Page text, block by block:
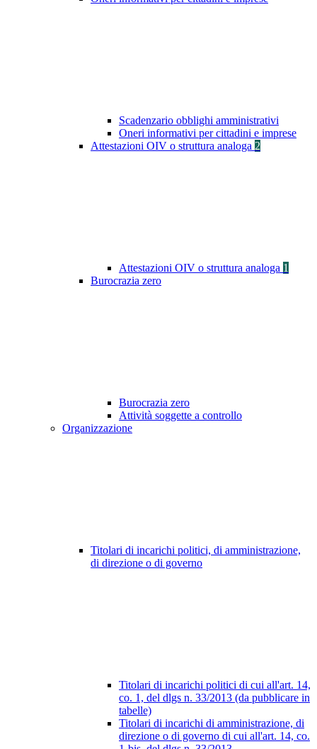
Scadenzario obblighi amministrativi
Oneri informativi per cittadini e imprese
Attestazioni OIV o struttura analoga 2
Attestazioni OIV o struttura analoga 1
Burocrazia zero
Burocrazia zero
Attività soggette a controllo
Organizzazione
Titolari di incarichi politici, di amministrazione,
di direzione o di governo
Titolari di incarichi politici di cui all'art. 14,
co. 1, del dlgs n. 33/2013 (da pubblicare in
tabelle)
Titolari di incarichi di amministrazione, di
direzione o di governo di cui all'art. 14, co.